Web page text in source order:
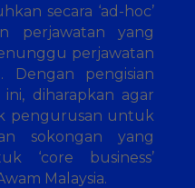
secara ‘ad-hoc’
perjawatan yang
perjawatan
Dengan pengisian
diharapkan agar
pengurusan untuk
sokongan yang
‘core business’
Malaysia.